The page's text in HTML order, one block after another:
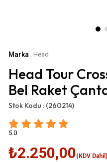
Marka : Head
Head Tour
Bel Raket
Stok Kodu : (260214)
5.0
₺2.250,00(KDV Dahil)